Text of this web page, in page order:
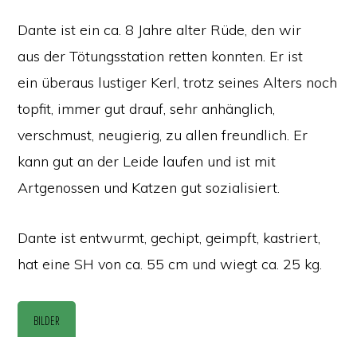
Dante ist ein ca. 8 Jahre alter Rüde, den wir
aus der Tötungsstation retten konnten. Er ist
ein überaus lustiger Kerl, trotz seines Alters noch
topfit, immer gut drauf, sehr anhänglich,
verschmust, neugierig, zu allen freundlich. Er
kann gut an der Leide laufen und ist mit
Artgenossen und Katzen gut sozialisiert.
Dante ist entwurmt, gechipt, geimpft, kastriert,
hat eine SH von ca. 55 cm und wiegt ca. 25 kg.
BILDER